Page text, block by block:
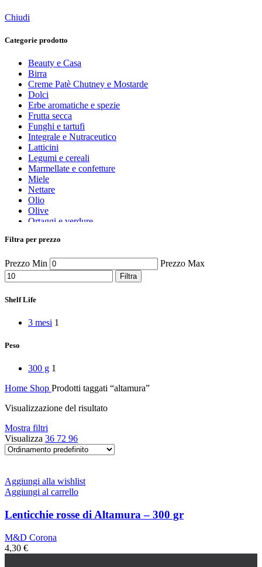
Chiudi
Categorie prodotto
Beauty e Casa
Birra
Creme Patè Chutney e Mostarde
Dolci
Erbe aromatiche e spezie
Frutta secca
Funghi e tartufi
Integrale e Nutraceutico
Latticini
Legumi e cereali
Marmellate e confetture
Miele
Nettare
Olio
Olive
Ortaggi e verdure
Peperoncino
Prodotti da forno
Rafano
Semi
Sott’oli e conserve
Sughi pronti e passate
Vari
Filtra per prezzo
Prezzo Min Prezzo Max
Filtra
Shelf Life
3 mesi 1
Peso
300 g 1
Home Shop Prodotti taggati “altamura”
Visualizzazione del risultato
Mostra filtri
Visualizza 36 72 96
Aggiungi alla wishlist
Aggiungi al carrello
Lenticchie rosse di Altamura – 300 gr
M&D Corona
4,30 €